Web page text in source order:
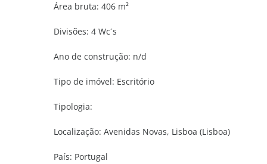
Área bruta: 406 m²
Divisões: 4 Wc´s
Ano de construção: n/d
Tipo de imóvel: Escritório
Tipologia:
Localização: Avenidas Novas, Lisboa (Lisboa)
País: Portugal